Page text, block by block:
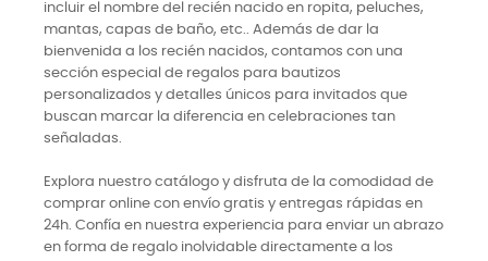
incluir el nombre del recién nacido en ropita, peluches,
mantas, capas de baño, etc.. Además de dar la
bienvenida a los recién nacidos, contamos con una
sección especial de regalos para bautizos
personalizados y detalles únicos para invitados que
buscan marcar la diferencia en celebraciones tan
señaladas.
Explora nuestro catálogo y disfruta de la comodidad de
comprar online con envío gratis y entregas rápidas en
24h. Confía en nuestra experiencia para enviar un abrazo
en forma de regalo inolvidable directamente a los